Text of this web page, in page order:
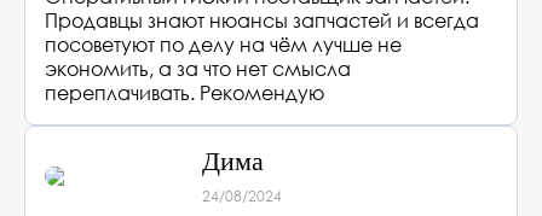
Продавцы знают нюансы запчастей и всегда
посоветуют по делу на чём лучше не
экономить, а за что нет смысла
переплачивать. Рекомендую
Дима
24/08/2024